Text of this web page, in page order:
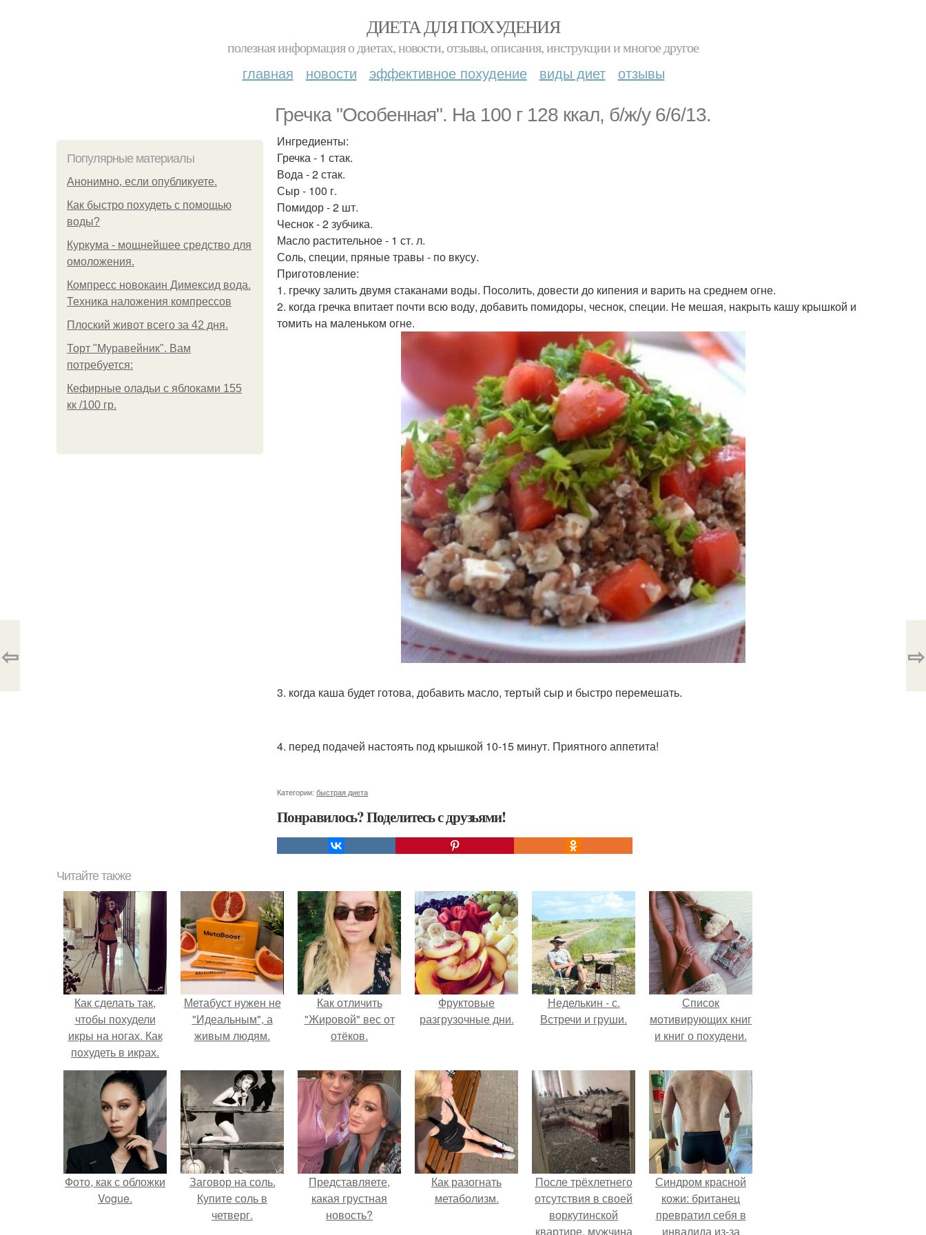
ДИЕТА ДЛЯ ПОХУДЕНИЯ
полезная информация о диетах, новости, отзывы, описания, инструкции и многое другое
главная новости эффективное похудение виды диет отзывы
Гречка "Особенная". На 100 г 128 ккал, б/ж/у 6/6/13.
Популярные материалы
Анонимно, если опубликуете.
Как быстро похудеть с помощью
воды?
Куркума - мощнейшее средство для
омоложения.
Компресс новокаин Димексид вода.
Техника наложения компрессов
Плоский живот всего за 42 дня.
Торт "Муравейник". Вам
потребуется:
Кефирные оладьи с яблоками 155
кк /100 гр.
Ингредиенты:
Гречка - 1 стак.
Вода - 2 стак.
Сыр - 100 г.
Помидор - 2 шт.
Чеснок - 2 зубчика.
Масло растительное - 1 ст. л.
Соль, специи, пряные травы - по вкусу.
Приготовление:
1. гречку залить двумя стаканами воды. Посолить, довести до кипения и варить на среднем огне.
2. когда гречка впитает почти всю воду, добавить помидоры, чеснок, специи. Не мешая, накрыть кашу крышкой и
томить на маленьком огне.
3. когда каша будет готова, добавить масло, тертый сыр и быстро перемешать.
4. перед подачей настоять под крышкой 10-15 минут. Приятного аппетита!
Категории: быстрая диета
Понравилось? Поделитесь с друзьями!
⇦ ⇨
Читайте также
Как сделать так,
чтобы похудели
икры на ногах. Как
похудеть в икрах.
Метабуст нужен не
"Идеальным", а
живым людям.
Как отличить
"Жировой" вес от
отёков.
Фруктовые
разгрузочные дни.
Неделькин - с.
Встречи и груши.
Список
мотивирующих книг
и книг о похудени.
Фото, как с обложки
Vogue.
Заговор на соль.
Купите соль в
четверг.
Представляете,
какая грустная
новость?
Как разогнать
метаболизм.
После трёхлетнего
отсутствия в своей
воркутинской
квартире, мужчина
Синдром красной
кожи: британец
превратил себя в
инвалида из-за